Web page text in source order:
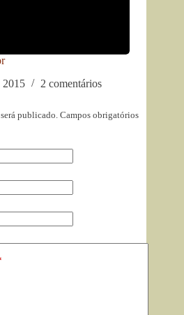
2015
2 comentários
publicado. Campos obrigatórios